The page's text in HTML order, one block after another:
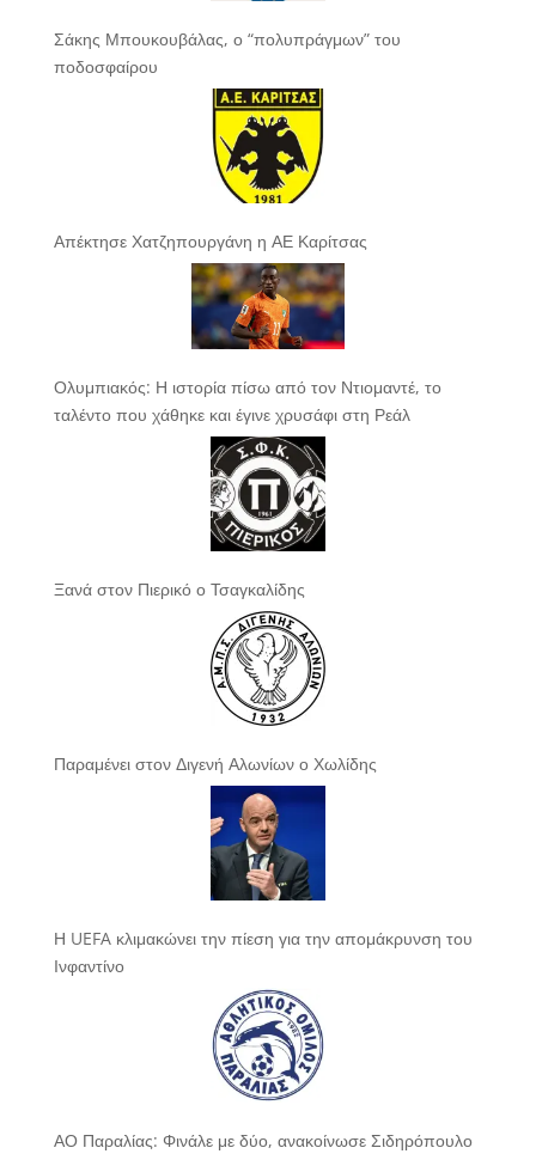
Σάκης Μπουκουβάλας, ο “πολυπράγμων” του
ποδοσφαίρου
Απέκτησε Χατζηπουργάνη η ΑΕ Καρίτσας
Ολυμπιακός: Η ιστορία πίσω από τον Ντιομαντέ, το
ταλέντο που χάθηκε και έγινε χρυσάφι στη Ρεάλ
Ξανά στον Πιερικό ο Τσαγκαλίδης
Παραμένει στον Διγενή Αλωνίων ο Χωλίδης
Η UEFA κλιμακώνει την πίεση για την απομάκρυνση του
Ινφαντίνο
ΑΟ Παραλίας: Φινάλε με δύο, ανακοίνωσε Σιδηρόπουλο